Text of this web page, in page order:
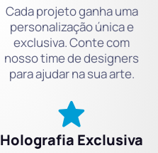
Cada projeto ganha uma
personalização única e
exclusiva. Conte com
nosso time de designers
para ajudar na sua arte.
Holografia Exclusiva